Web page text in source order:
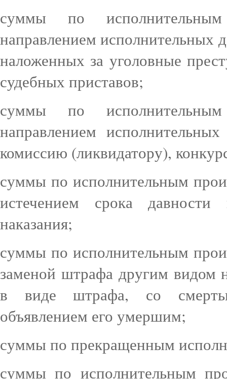
суммы по исполнительным
направлением исполнительных
наложенных за уголовные
судебных приставов;
суммы по исполнительным
направлением
комиссию (ликвидатору),
суммы по исполнительным
истечением срока давности
наказания;
суммы по исполнительным
заменой штрафа другим видом
в виде штрафа, со
объявлением его умершим;
суммы по прекращенным
суммы по исполнительным